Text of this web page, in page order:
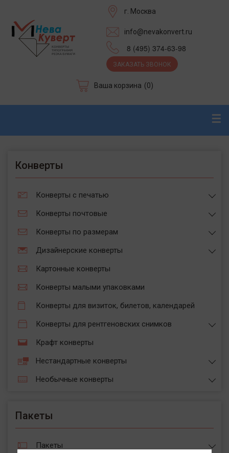
г. Москва
info@nevakonvert.ru
8 (495) 374-63-98
ЗАКАЗАТЬ ЗВОНОК
Ваша корзина (0)
☰
Конверты
Конверты с печатью
Конверты почтовые
Конверты по размерам
Дизайнерские конверты
Картонные конверты
Конверты малыми упаковками
Конверты для визиток, билетов, календарей
Конверты для рентгеновских снимков
Крафт конверты
Нестандартные конверты
Необычные конверты
Пакеты
Пакеты